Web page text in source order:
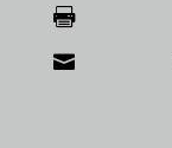

